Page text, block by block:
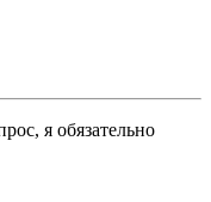
я обязательно